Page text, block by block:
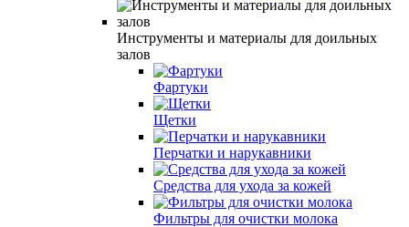
Инструменты и материалы для доильных
залов
Фартуки
Щетки
Перчатки и нарукавники
Средства для ухода за кожей
Фильтры для очистки молока